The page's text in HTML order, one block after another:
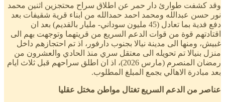
وقد كشفت طوارئ دار حمر عن اطلاق سراح محتجزين اثنين محمد
نور حسن عبدالله ومحمد احمد حمدالله من ابناء قرية شقيفات بعد
دفع فدية بما تعادل (45 مليون سوداني- مليار بالقديم) بعد ان
اقتادتهم قوة من قوات الدعم السريع من قريتهما وتوجهت بهم الى
غبيش، ومنها الى مدينة نيالا بجنوب دارفور، اذ تم احتجازهم داخل
منزل بنيالا تم تحويله الى معتقل سري منذ الحادي والعشرون من
رمضان المنصرم (مارس 2026)، اذ ان اطلق سراحهم قبل ثلاث ايام
بعد مبادرة الاهالي بجمع المبلغ المطلوب.
عناصر من الدعم السريع تغتال مواطن مختل عقليا